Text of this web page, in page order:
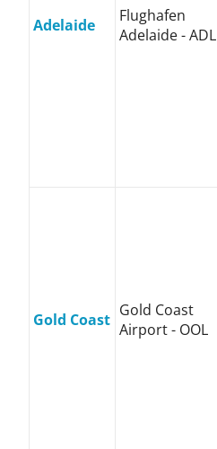
Adelaide
Flughafen
Adelaide - ADL
Gold Coast Gold Coast
Airport - OOL